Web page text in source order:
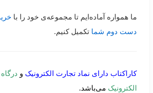
ما همواره آماده‌ایم تا مجموعه‌ی خود را با
دست دوم شما تکمیل کنیم.
کاراکتاب دارای نماد تجارت الکترونیک و
الکترونیک می‌باشد.